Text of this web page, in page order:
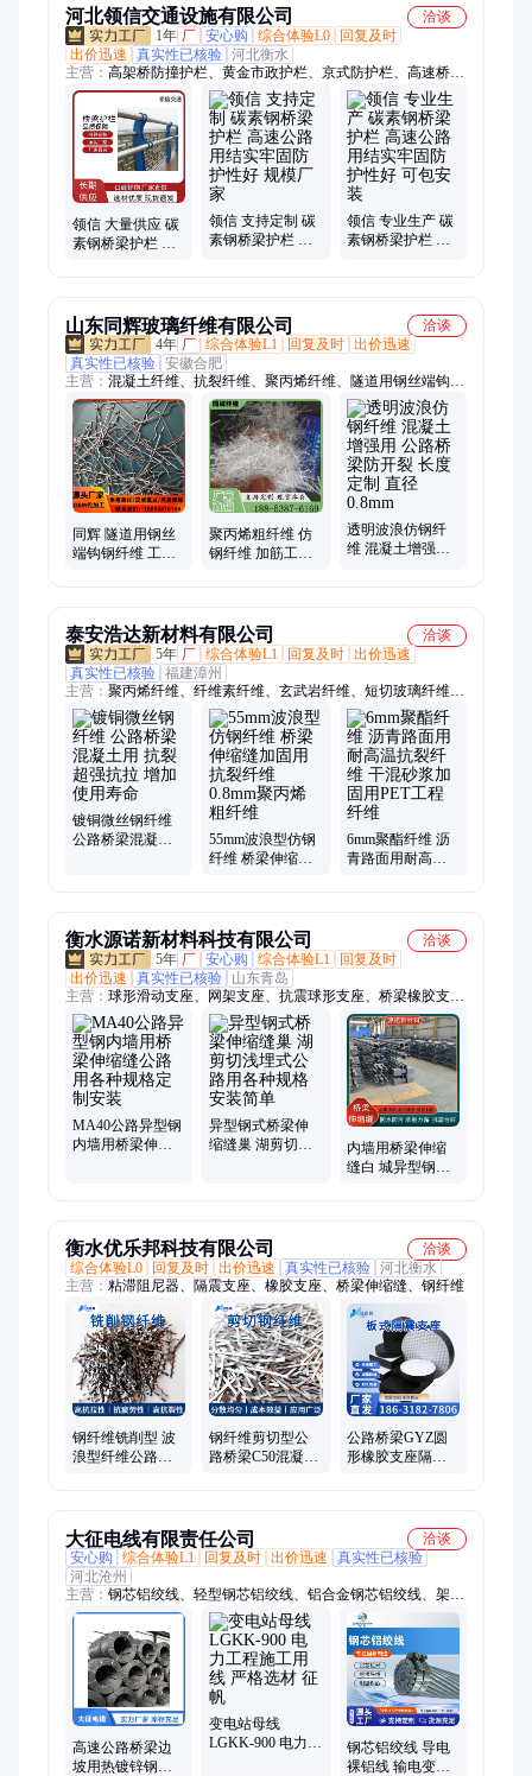
河北领信交通设施有限公司
洽谈
1年 厂 安心购 综合体验L0
回复及时
出价迅速
真实性已核验 河北衡水
主营： 高架桥防撞护栏、黄金市政护栏、京式防护栏、高速桥梁
护栏、市政桥梁护栏、桥梁防撞护栏、河道桥梁护栏、公路护
栏、莲花金色护栏、黄金交通护栏、京式机非护栏、交通护栏、
市政道路护栏、围墙护栏、铝艺围墙护栏
领信 大量供应 碳
素钢桥梁护栏 高
领信 支持定制 碳
素钢桥梁护栏 高
领信 专业生产 碳
素钢桥梁护栏 高
山东同辉玻璃纤维有限公司
洽谈
4年 厂 综合体验L1 回复及时 出价迅速
真实性已核验 安徽合肥
主营： 混凝土纤维、抗裂纤维、聚丙烯纤维、隧道用钢丝端钩钢
纤维、纤维素纤维、玻璃纤维、仿钢纤维、网状纤维、聚乙烯醇
纤维、聚丙烯腈纤维、钢纤维
同辉 隧道用钢丝
端钩钢纤维 工程
聚丙烯粗纤维 仿
钢纤维 加筋工程
透明波浪仿钢纤
维 混凝土增强用
泰安浩达新材料有限公司
洽谈
5年 厂 综合体验L1 回复及时 出价迅速
真实性已核验 福建漳州
主营： 聚丙烯纤维、纤维素纤维、玄武岩纤维、短切玻璃纤维、
聚酯纤维、抗裂纤维、聚乙烯醇纤维、水泥砂浆纤维、增强抗裂
纤维、聚丙烯网状纤维、菱形仿钢纤维、波浪形仿钢纤维、混凝
土砂浆纤维、沥青路面纤维、钢纤维、仿钢纤维、玻璃纤维、工
程纤维、塑料纤维、混凝土纤维、防裂纤维、合成纤维
镀铜微丝钢纤维
公路桥梁混凝土
55mm波浪型仿钢
纤维 桥梁伸缩缝
6mm聚酯纤维 沥
青路面用耐高温
衡水源诺新材料科技有限公司
洽谈
5年 厂 安心购 综合体验L1
回复及时
出价迅速
真实性已核验
山东青岛
主营： 球形滑动支座、网架支座、抗震球形支座、桥梁橡胶支
座、桥梁伸缩缝、球铰支座
MA40公路异型钢
内墙用桥梁伸缩
异型钢式桥梁伸
缩缝巢 湖剪切浅
内墙用桥梁伸缩
缝白 城异型钢型
衡水优乐邦科技有限公司
洽谈
综合体验L0
回复及时 出价迅速 真实性已核验 河北衡水
主营： 粘滞阻尼器、隔震支座、橡胶支座、桥梁伸缩缝、钢纤维
钢纤维铣削型 波
浪型纤维公路桥
钢纤维剪切型公
路桥梁C50混凝土
公路桥梁GYZ圆
形橡胶支座隔震
大征电线有限责任公司
洽谈
安心购
综合体验L1 回复及时 出价迅速
真实性已核验
河北沧州
主营： 钢芯铝绞线、轻型钢芯铝绞线、铝合金钢芯铝绞线、架空
铝绞线、JL/G1A钢芯铝绞、钢芯铝绞线架空线、光纤复合架空
地线、OPGW光缆、复合相线导线、OPGW复合相线光缆、架空
绝缘导线、绝缘架空线、绝缘架空导线、全铝芯绝缘架空线、扩
径导线、变电站母线、扩径空心铝合金线、空心铝合金线、耐热
扩径导线、铝包钢绞线、国标铝包钢绞线、镀锌铝包钢绞线、铝
包钢芯铝绞线、镀锌铝包钢芯铝绞线、钢芯铝合金绞线
高速公路桥梁边
坡用热镀锌钢绞
变电站母线
LGKK-900 电力工
钢芯铝绞线 导电
裸铝线 输电变工